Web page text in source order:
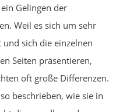
Gelingen der
Weil es sich um sehr
sich die einzelnen
Seiten präsentieren,
oft große Differenzen.
beschrieben, wie sie in